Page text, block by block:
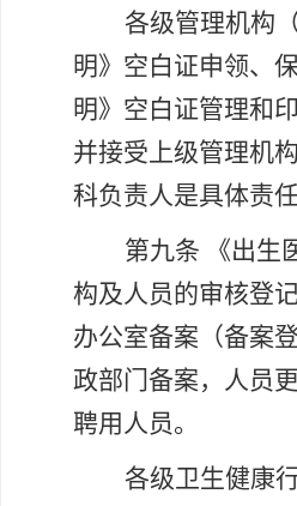
各级管理机构
明》空白证申领、
明》空白证管理和
并接受上级管理机
科负责人是具体责
第九条
《出
构及人员的审核登
办公室备案（备案
政部门备案，人员
聘用人员。
各级卫生健康